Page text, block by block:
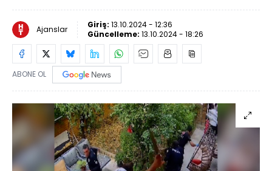
Ajanslar Giriş: 13.10.2024 - 12:36
Güncelleme: 13.10.2024 - 18:26
ABONE OL